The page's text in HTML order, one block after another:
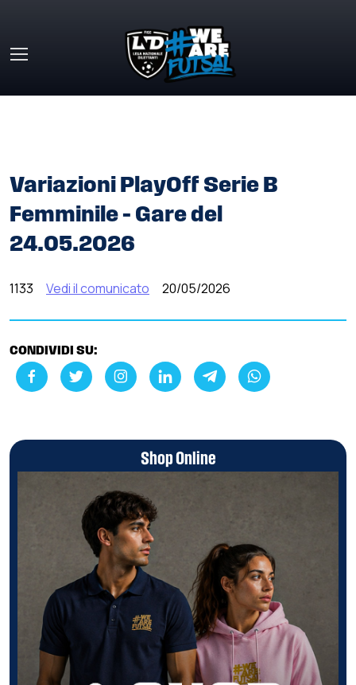
Variazioni PlayOff Serie B
Femminile – Gare del
24.05.2026
1133 Vedi il comunicato 20/05/2026
CONDIVIDI SU:
Shop Online